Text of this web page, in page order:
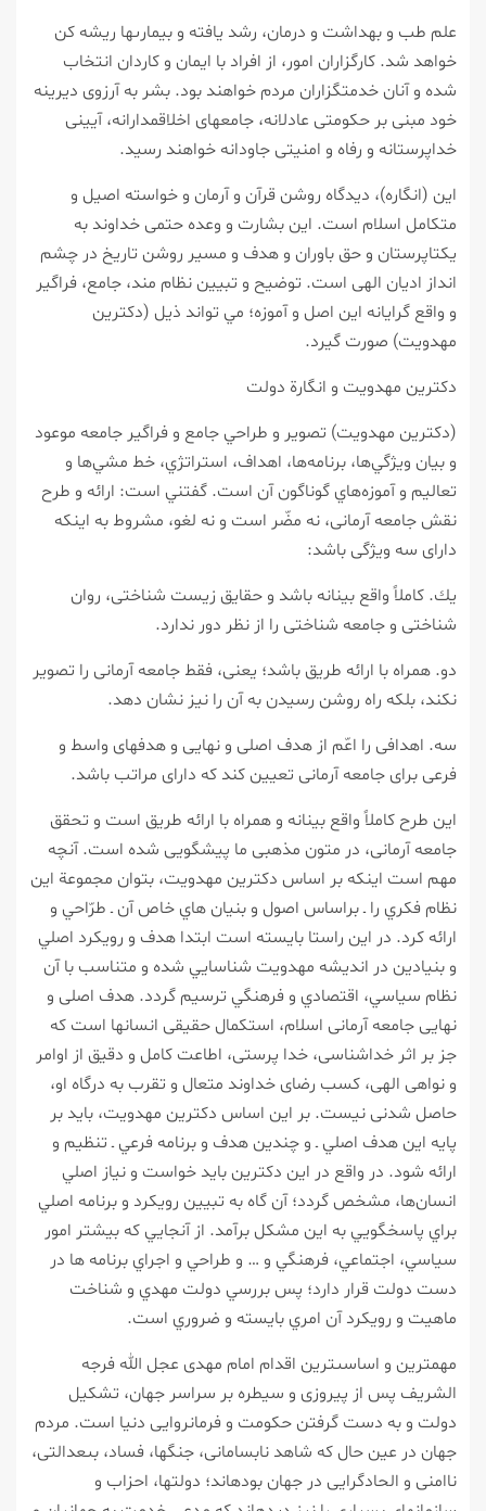
علم طب و بهداشت و درمان، رشد يافته و بيمارى‏ها ريشه كن
خواهد شد. كارگزاران امور، از افراد با ايمان و كاردان انتخاب
شده و آنان خدمت‏گزاران مردم خواهند بود. بشر به آرزوى ديرينه
خود مبنى بر حكومتى عادلانه، جامعه‏اى اخلاق‏مدارانه، آيينى
خداپرستانه و رفاه و امنيتى جاودانه خواهند رسيد.
اين (انگاره)، ديدگاه روشن قرآن و آرمان و خواسته اصيل و
متكامل اسلام است. اين بشارت و وعده حتمى خداوند به
يكتاپرستان و حق باوران و هدف و مسير روشن تاريخ در چشم
انداز اديان الهى است. توضيح و تبيين نظام مند، جامع، فراگير
و واقع گرايانه اين اصل و آموزه؛ مي تواند ذيل (دكترين
مهدويت) صورت گيرد.
دكترين مهدويت و انگارة دولت
(دكترين مهدويت) تصوير و طراحي جامع و فراگير جامعه موعود
و بيان ويژگي‌ها، برنامه‌ها، اهداف، استراتژي، خط مشي‌ها و
تعاليم و آموزه‌هاي گوناگون آن است. گفتني است: ارائه و طرح
نقش جامعه آرمانى، نه مضّر است و نه لغو، مشروط به اينكه
داراى سه ويژگى باشد:
يك. كاملاً واقع بينانه باشد و حقايق زيست شناختى، روان
شناختى و جامعه شناختى را از نظر دور ندارد.
دو. همراه با ارائه طريق باشد؛ يعنى، فقط جامعه آرمانى را تصوير
نكند، بلكه راه روشن رسيدن به آن را نيز نشان دهد.
سه. اهدافى را اعّم از هدف اصلى و نهايى و هدف‏هاى واسط و
فرعى براى جامعه آرمانى تعيين كند كه داراى مراتب باشد.
اين طرح كاملاً واقع بينانه و همراه با ارائه طريق است و تحقق
جامعه آرمانى، در متون مذهبى ما پيش‏گويى شده است. آنچه
مهم است اينكه بر اساس دكترين مهدويت، بتوان مجموعة اين
نظام فكري را ـ براساس اصول و بنيان هاي خاص آن ـ طرّاحي و
ارائه كرد. در اين راستا بايسته است ابتدا هدف و رويكرد اصلي
و بنيادين در انديشه مهدويت شناسايي شده و متناسب با آن
نظام سياسي، اقتصادي و فرهنگي ترسيم گردد. هدف اصلى و
نهايى جامعه آرمانى اسلام، استكمال حقيقى انسان‏ها است كه
جز بر اثر خداشناسى، خدا پرستى، اطاعت كامل و دقيق از اوامر
و نواهى الهى، كسب رضاى خداوند متعال و تقرب به درگاه او،
حاصل شدنى نيست. بر اين اساس دكترين مهدويت، بايد بر
پايه اين هدف اصلي ـ و چندين هدف و برنامه فرعي ـ تنظيم و
ارائه شود. در واقع در اين دكترين بايد خواست و نياز اصلي
انسان‌ها، مشخص گردد؛ آن گاه به تبيين رويكرد و برنامه اصلي
براي پاسخگويي به اين مشكل برآمد. از آنجايي كه بيشتر امور
سياسي، اجتماعي، فرهنگي و … و طراحي و اجراي برنامه ها در
دست دولت قرار دارد؛ پس بررسي دولت مهدي و شناخت
ماهيت و رويكرد آن امري بايسته و ضروري است.
مهم‏ترين و اساسى‏ترين اقدام امام مهدى عجل الله فرجه
الشريف پس از پيروزى و سيطره بر سراسر جهان، تشكيل
دولت و به دست گرفتن حكومت و فرمانروايى دنيا است. مردم
جهان در عين حال كه شاهد نابسامانى، جنگ‏ها، فساد، بى‏عدالتى،
ناامنى و الحادگرايى در جهان بوده‏اند؛ دولت‏ها، احزاب و